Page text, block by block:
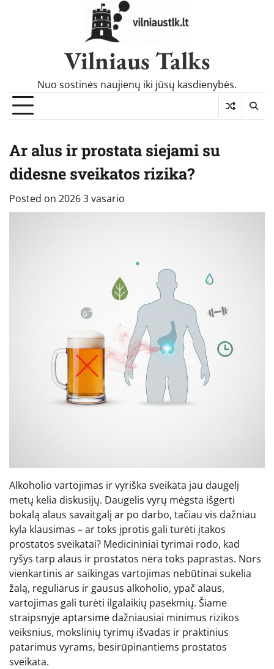
Vilniaus Talks
Nuo sostinės naujienų iki jūsų kasdienybės.
Ar alus ir prostata siejami su
didesne sveikatos rizika?
Posted on 2026 3 vasario
Alkoholio vartojimas ir vyriška sveikata jau daugelį
metų kelia diskusijų. Daugelis vyrų mėgsta išgerti
bokalą alaus savaitgalį ar po darbo, tačiau vis dažniau
kyla klausimas – ar toks įprotis gali turėti įtakos
prostatos sveikatai? Medicininiai tyrimai rodo, kad
ryšys tarp alaus ir prostatos nėra toks paprastas. Nors
vienkartinis ar saikingas vartojimas nebūtinai sukelia
žalą, reguliarus ir gausus alkoholio, ypač alaus,
vartojimas gali turėti ilgalaikių pasekmių. Šiame
straipsnyje aptarsime dažniausiai minimus rizikos
veiksnius, mokslinių tyrimų išvadas ir praktinius
patarimus vyrams, besirūpinantiems prostatos
sveikata.